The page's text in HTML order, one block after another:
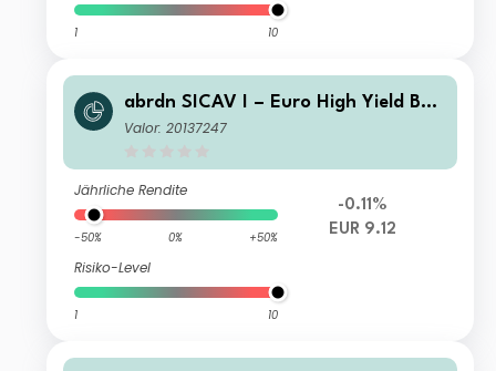
1 10
abrdn SICAV I – Euro High Yield Bon
d Fund Class X MInc EUR
Valor: 20137247
Jährliche Rendite
-50% 0% +50%
Risiko-Level
1 10
-0.11%
EUR 9.12